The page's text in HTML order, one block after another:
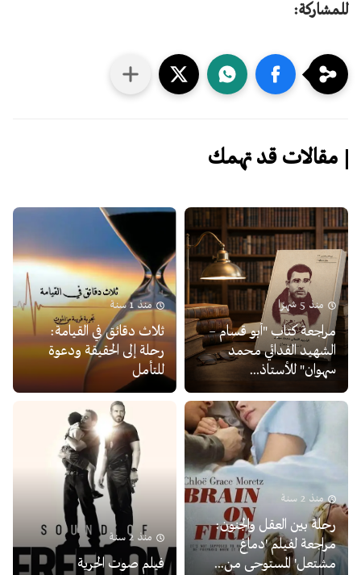
للمشاركة:
مقالات قد تهمك
منذ 5 شهرًا
مراجعة كتاب "أبو قسام –
الشهيد الفدائي محمد
سهوان" للأستاذ...
منذ 1 سنة
ثلاث دقائق في القيامة:
رحلة إلى الحقيقة ودعوة
للتأمل
منذ 2 سنة
رحلة بين العقل والجنون:
مراجعة لفيلم 'دماغ
مشتعل' المستوحى من...
منذ 2 سنة
فيلم صوت الحرية